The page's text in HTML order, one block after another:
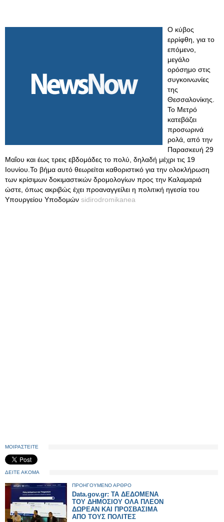
Ο κύβος
ερρίφθη, για το
επόμενο,
μεγάλο
ορόσημο στις
συγκοινωνίες
της
Θεσσαλονίκης.
Το Μετρό
κατεβάζει
προσωρινά
ρολά, από την
Παρασκευή 29
Μαΐου και έως τρεις εβδομάδες το πολύ, δηλαδή μέχρι τις 19
Ιουνίου.Το βήμα αυτό θεωρείται καθοριστικό για την ολοκλήρωση
των κρίσιμων δοκιμαστικών δρομολογίων προς την Καλαμαριά
ώστε, όπως ακριβώς έχει προαναγγείλει η πολιτική ηγεσία του
Υπουργείου Υποδομών sidirodromikanea
ΜΟΙΡΑΣΤΕΙΤΕ
ΔΕΙΤΕ ΑΚΟΜΑ
ΠΡΟΗΓΟΥΜΕΝΟ ΑΡΘΡΟ
Data.gov.gr: ΤΑ ΔΕΔΟΜΕΝΑ
ΤΟΥ ΔΗΜΟΣΙΟΥ ΟΛΑ ΠΛΕΟΝ
ΔΩΡΕΑΝ ΚΑΙ ΠΡΟΣΒΑΣΙΜΑ
ΑΠΟ ΤΟΥΣ ΠΟΛΙΤΕΣ